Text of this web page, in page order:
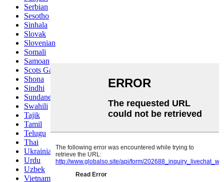
Serbian
Sesotho
Sinhala
Slovak
Slovenian
Somali
Samoan
Scots Gaelic
Shona
Sindhi
Sundanese
Swahili
Tajik
Tamil
Telugu
Thai
Ukrainian
Urdu
Uzbek
Vietnamese